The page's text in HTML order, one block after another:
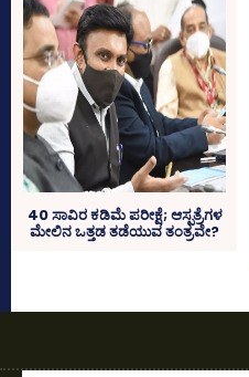
40 ಸಾವಿರ ಕಡಿಮೆ ಪರೀಕ್ಷೆ; ಆಸ್ಪತ್ರೆಗಳ
ಮೇಲಿನ ಒತ್ತಡ ತಡೆಯುವ ತಂತ್ರವೇ?